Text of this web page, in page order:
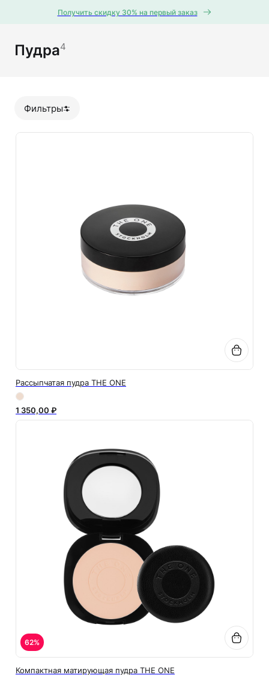
Получить скидку 30% на первый заказ
Пудра4
Фильтры
Рассыпчатая пудра THE ONE
1 350,00 ₽
62%
Компактная матирующая пудра THE ONE